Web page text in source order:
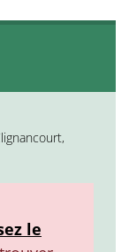
le